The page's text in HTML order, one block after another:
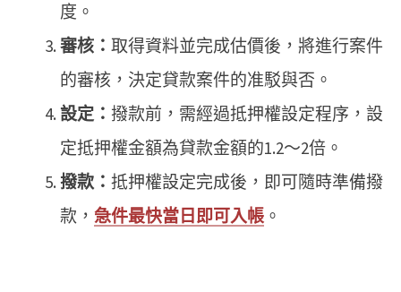
度。
審核：取得資料並完成估價後，將進行案件
的審核，決定貸款案件的准駁與否。
設定： 撥款前，需經過抵押權設定程序，設
定抵押權金額為貸款金額的1.2～2倍。
撥款：抵押權設定完成後，即可隨時準備撥
款，急件最快當日即可入帳 。